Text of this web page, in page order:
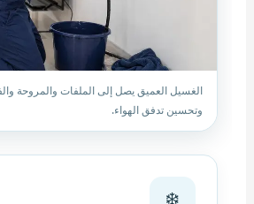
الغسيل العميق يصل إلى الملفات والمروحة
وتحسين تدفق الهواء.